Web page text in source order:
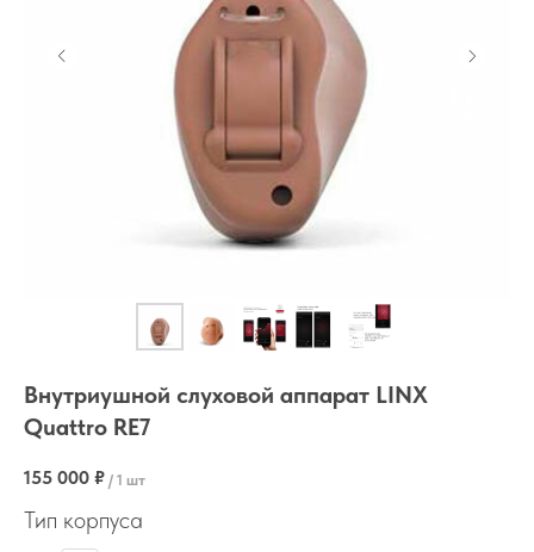
Внутриушной слуховой аппарат LINX
Quattro RE7
155 000 ₽ / 1 шт
Тип корпуса